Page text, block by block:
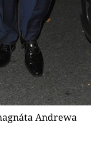
Andrewa